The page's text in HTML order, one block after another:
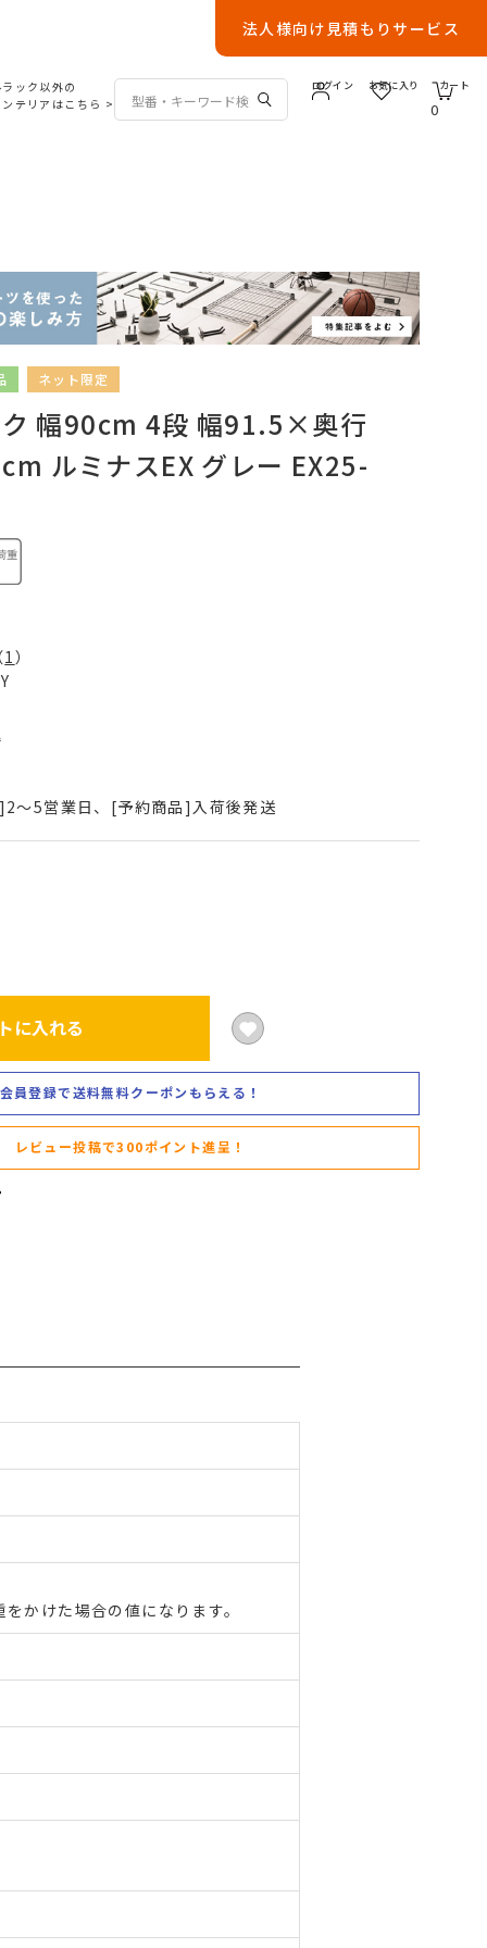
法人様向け見積もりサービス
ック以外の
テリアはこちら >
ログイン お気に入り
0
カート
ネット限定
幅90cm 4段 幅91.5×奥行
ルミナスEX グレー EX25-
1 ）
～5営業日、[予約商品]入荷後発送
に入れる
会員登録で送料無料クーポンもらえる！
レビュー投稿で300ポイント進呈！
かけた場合の値になります。